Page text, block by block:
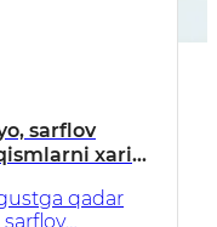
sarflov
xarid
qadar